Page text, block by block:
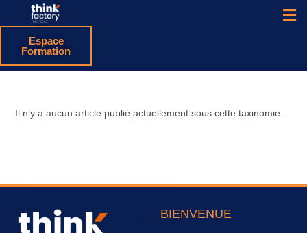
Espace
Formation
Il n’y a aucun article publié actuellement sous cette taxinomie.
BIENVENUE